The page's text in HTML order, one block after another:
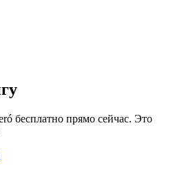
бесплатно прямо сейчас. Это